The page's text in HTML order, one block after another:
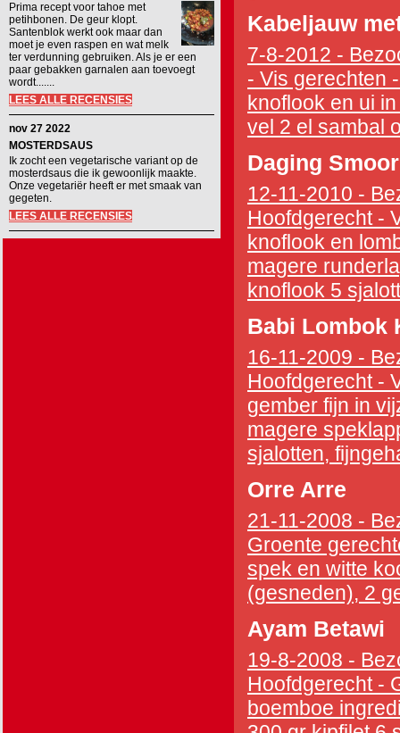
Prima recept voor tahoe met
petihbonen. De geur klopt.
Santenblok werkt ook maar dan
moet je even raspen en wat melk
ter verdunning gebruiken. Als je er een
paar gebakken garnalen aan toevoegt
wordt.......
LEES ALLE RECENSIES
nov 27 2022
MOSTERDSAUS
Ik zocht een vegetarische variant op de
mosterdsaus die ik gewoonlijk maakte.
Onze vegetariër heeft er met smaak van
gegeten.
LEES ALLE RECENSIES
Kabeljauw
7-8-2012 -
- Vis gerechten
knoflook en ui
vel 2 el sambal
Daging Smoor
12-11-2010 -
Hoofdgerecht -
knoflook en
magere
knoflook 5
Babi Lombok
16-11-2009 -
Hoofdgerecht -
gember fijn in
magere
sjalotten,
Orre Arre
21-11-2008 -
Groente
spek en witte
(gesneden), 2
Ayam Betawi
19-8-2008 -
Hoofdgerecht -
boemboe